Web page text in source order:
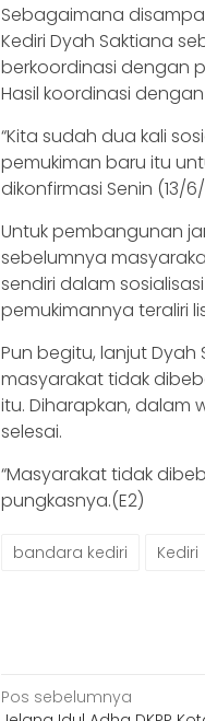
Sebagaimana
Kediri Dyah Saktiana
berkoordinasi dengan
Hasil koordinasi
“Kita sudah dua kali
pemukiman baru itu
dikonfirmasi Senin (13/
Untuk pembangunan
sebelumnya
sendiri dalam
pemukimannya teraliri
Pun begitu, lanjut Dyah
masyarakat tidak
itu. Diharapkan, dalam
selesai.
“Masyarakat tidak
pungkasnya.(E2)
bandara kediri Kediri
Navigasi
Pos sebelumnya